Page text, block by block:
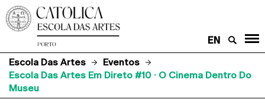
EN
Escola Das Artes
Eventos
Escola Das Artes Em Direto #10 · O Cinema Dentro Do
Museu